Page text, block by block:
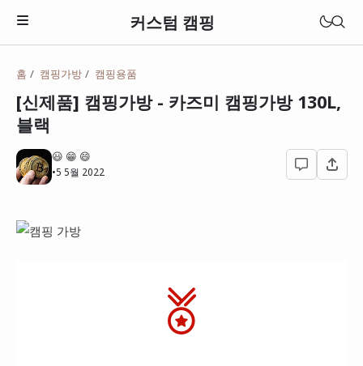
커스텀 캠핑
텐트
원터치 텐트
타프
홈 캠핑가방 캠핑용품
[신제품] 캠핑가방 - 카즈미 캠핑가방 130L,
블랙
😃 😁 😄
•5 5월 2022